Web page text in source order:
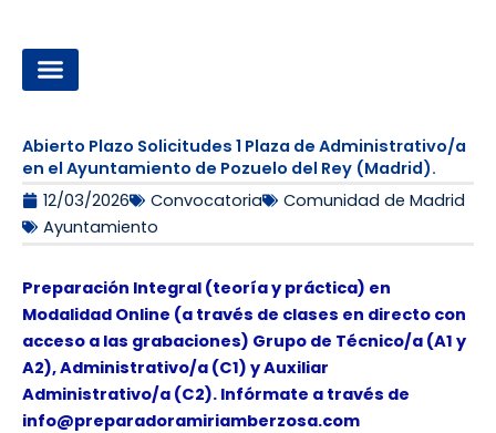
contenido
Abierto Plazo Solicitudes 1 Plaza de Administrativo/a
en el Ayuntamiento de Pozuelo del Rey (Madrid).
12/03/2026
Convocatoria
Comunidad de Madrid
Ayuntamiento
Preparación Integral (teoría y práctica) en
Modalidad Online (a través de clases en directo con
acceso a las grabaciones) Grupo de Técnico/a (A1 y
A2), Administrativo/a (C1) y Auxiliar
Administrativo/a (C2). Infórmate a través de
info@preparadoramiriamberzosa.com